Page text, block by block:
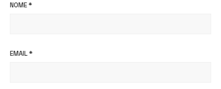
NOME*
EMAIL*